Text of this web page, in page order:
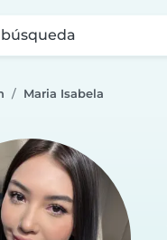
Maria Isabela